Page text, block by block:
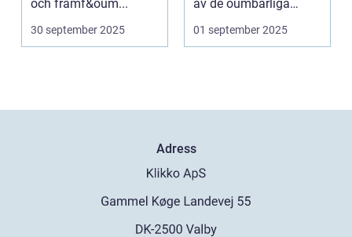
och framf&oum...
30 september 2025
av de oumbärliga
komponenterna...
01 september 2025
Adress